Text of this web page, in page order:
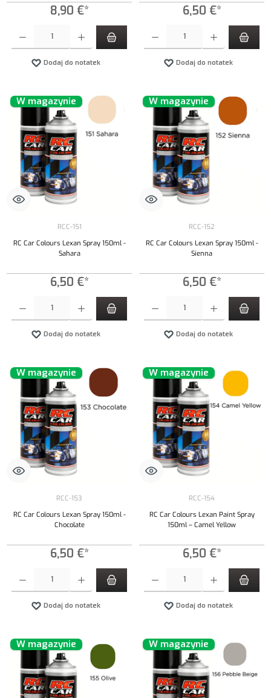
8,90 €*
Dodaj do notatek
6,50 €*
Dodaj do notatek
W magazynie
RCC-151
RC Car Colours Lexan Spray 150ml -
Sahara
6,50 €*
Dodaj do notatek
W magazynie
RCC-152
RC Car Colours Lexan Spray 150ml -
Sienna
6,50 €*
Dodaj do notatek
W magazynie
RCC-153
RC Car Colours Lexan Spray 150ml -
Chocolate
6,50 €*
Dodaj do notatek
W magazynie
RCC-154
RC Car Colours Lexan Paint Spray
150ml – Camel Yellow
6,50 €*
Dodaj do notatek
W magazynie W magazynie